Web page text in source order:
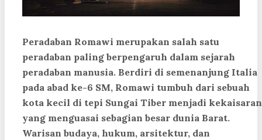
Peradaban Romawi merupakan salah satu
peradaban paling berpengaruh dalam sejarah
peradaban manusia. Berdiri di semenanjung Italia
pada abad ke-6 SM, Romawi tumbuh dari sebuah
kota kecil di tepi Sungai Tiber menjadi kekaisaran
yang menguasai sebagian besar dunia Barat.
Warisan budaya, hukum, arsitektur, dan